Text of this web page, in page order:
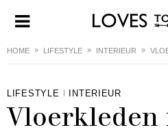
HOME LIFESTYLE INTERIEUR
LIFESTYLE INTERIEUR